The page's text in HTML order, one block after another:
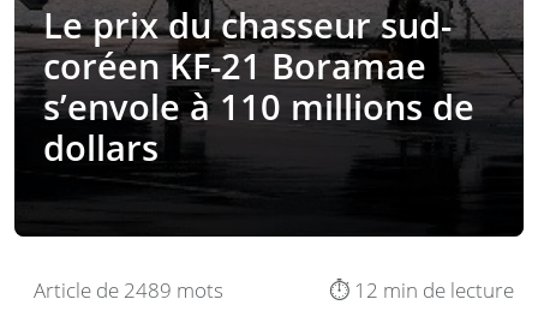
Le prix du chasseur sud-
coréen KF-21 Boramae
s’envole à 110 millions de
dollars
Article de 2489 mots ⏱️ 12 min de lecture